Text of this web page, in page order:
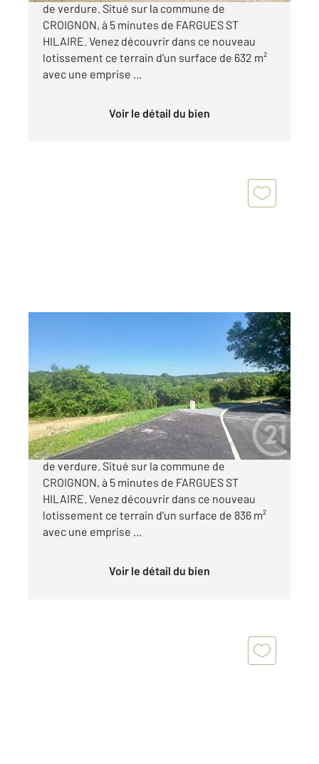
de verdure. Situé sur la commune de
CROIGNON, à 5 minutes de FARGUES ST
HILAIRE. Venez découvrir dans ce nouveau
lotissement ce terrain d'un surface de 632 m²
avec une emprise ...
Voir le détail du bien
Terrain à vendre
77 000 €
CROIGNON Dans un secteur calme et un écrin
de verdure. Situé sur la commune de
CROIGNON, à 5 minutes de FARGUES ST
HILAIRE. Venez découvrir dans ce nouveau
lotissement ce terrain d'un surface de 836 m²
avec une emprise ...
Voir le détail du bien